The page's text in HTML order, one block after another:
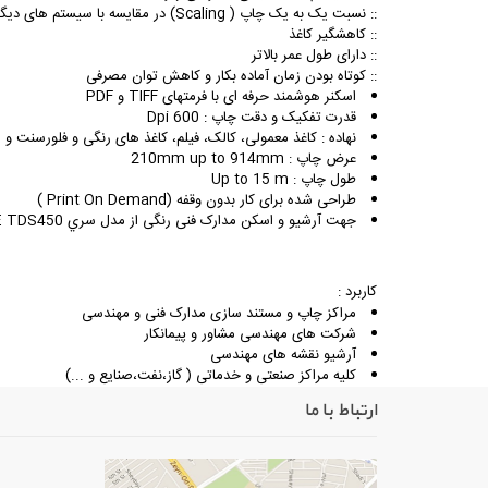
:: نسبت یک به یک چاپ ( Scaling) در مقایسه با سیستم های دیگر (باهیترول ) بسیار دقیقتر است
:: کاهشگیر کاغذ
:: دارای طول عمر بالاتر
:: کوتاه بودن زمان آماده بکار و کاهش توان مصرفی
اسکنر هوشمند حرفه ای با فرمتهای TIFF و PDF
قدرت تفکیک و دقت چاپ : Dpi 600
نهاده : کاغذ معمولی، کالک، فیلم، کاغذ های رنگی و فلورسنت
عرض چاپ : 210mm up to 914mm
طول چاپ : Up to 15 m
طراحی شده برای کار بدون وقفه (Print On Demand )
جهت آرشیو و اسکن مدارک فنی رنگی از مدل سري OCE TDS450 كه دارای اسکنر رنگی میباشد استفاده میگردد.
کاربرد :
مراکز چاپ و مستند سازی مدارک فنی و مهندسی
شرکت های مهندسی مشاور و پیمانکار
آرشیو نقشه های مهندسی
کلیه مراکز صنعتی و خدماتی ( گاز،نفت،صنایع و ...)
ارتباط با ما